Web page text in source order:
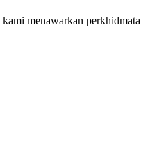
kami menawarkan